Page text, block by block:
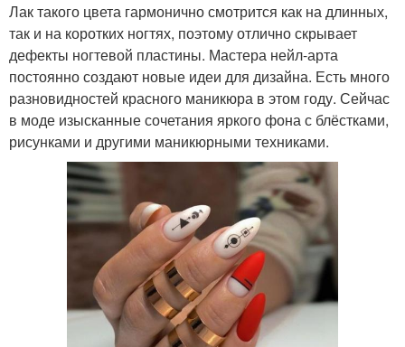
Лак такого цвета гармонично смотрится как на длинных,
так и на коротких ногтях, поэтому отлично скрывает
дефекты ногтевой пластины. Мастера нейл-арта
постоянно создают новые идеи для дизайна. Есть много
разновидностей красного маникюра в этом году. Сейчас
в моде изысканные сочетания яркого фона с блёстками,
рисунками и другими маникюрными техниками.